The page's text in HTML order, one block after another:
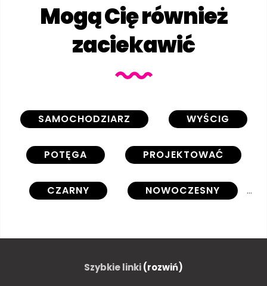
Mogą Cię również
zaciekawić
SAMOCHODZIARZ WYŚCIG
POTĘGA PROJEKTOWAĆ
CZARNY NOWOCZESNY
TRÓJWYMIAROWY
Szybkie linki(rozwiń)